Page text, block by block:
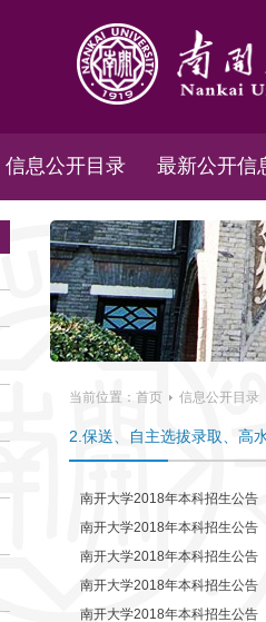
信息公开目录 最新公开信
当前位置： 首页 信息公开目录
2.保送、自主选拔录取、高
南开大学2018年本科招生公告
南开大学2018年本科招生公
南开大学2018年本科招生公告
南开大学2018年本科招生公
南开大学2018年本科招生公